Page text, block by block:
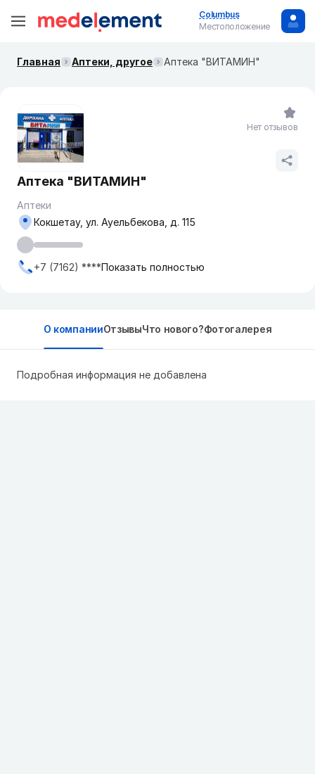
Columbus
Местоположение
Главная Аптеки, другое Аптека "ВИТАМИН"
Аптека "ВИТАМИН"
Аптеки
Кокшетау, ул. Ауельбекова, д. 115
+7 (7162) ****Показать полностью
Нет отзывов
О компанииОтзывыЧто нового?Фотогалерея
Подробная информация не добавлена